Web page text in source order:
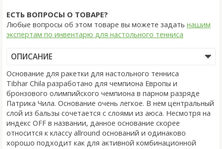
ЕСТЬ ВОПРОСЫ О ТОВАРЕ?
Любые вопросы об этом товаре вы можете задать нашим
экспертам по инвентарю для настольного тенниса
ОПИСАНИЕ
Основание для ракетки для настольного тенниса
Tibhar Chila разработано для чемпиона Европы и
бронзового олимпийского чемпиона в парном разряде
Патрика Чила. Основание очень легкое. В нем центральный
слой из бальзы сочетается с слоями из аюса. Несмотря на
индекс OFF в названии, данное основание скорее
относится к классу allround оснований и одинаково
хорошо подходит как для активной комбинационной